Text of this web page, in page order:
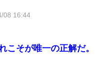
08 16:44
こそが唯一の正解だ。